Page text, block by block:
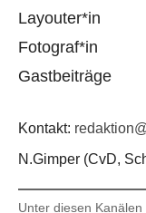
Layouter*in
Fotograf*in
Gastbeiträge
Kontakt:
N.Gimper (CvD,
Unter diesen